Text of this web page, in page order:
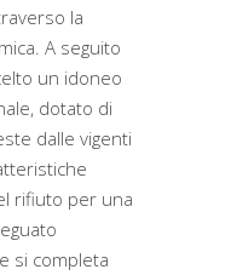
la
A seguito
un idoneo
dotato di
dalle vigenti
rifiuto per una
si completa